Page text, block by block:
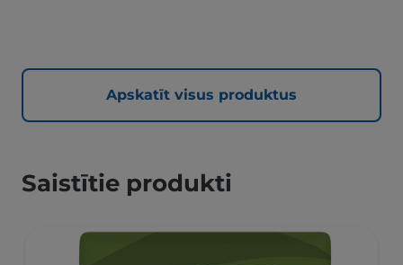
Apskatīt visus produktus
Saistītie produkti